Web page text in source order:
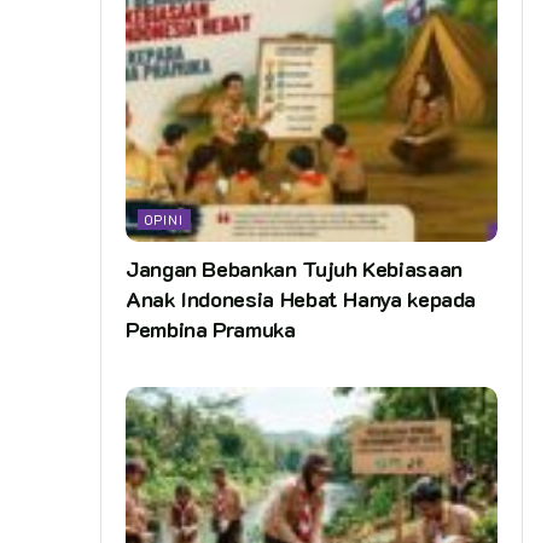
OPINI
Jangan Bebankan Tujuh Kebiasaan
Anak Indonesia Hebat Hanya kepada
Pembina Pramuka